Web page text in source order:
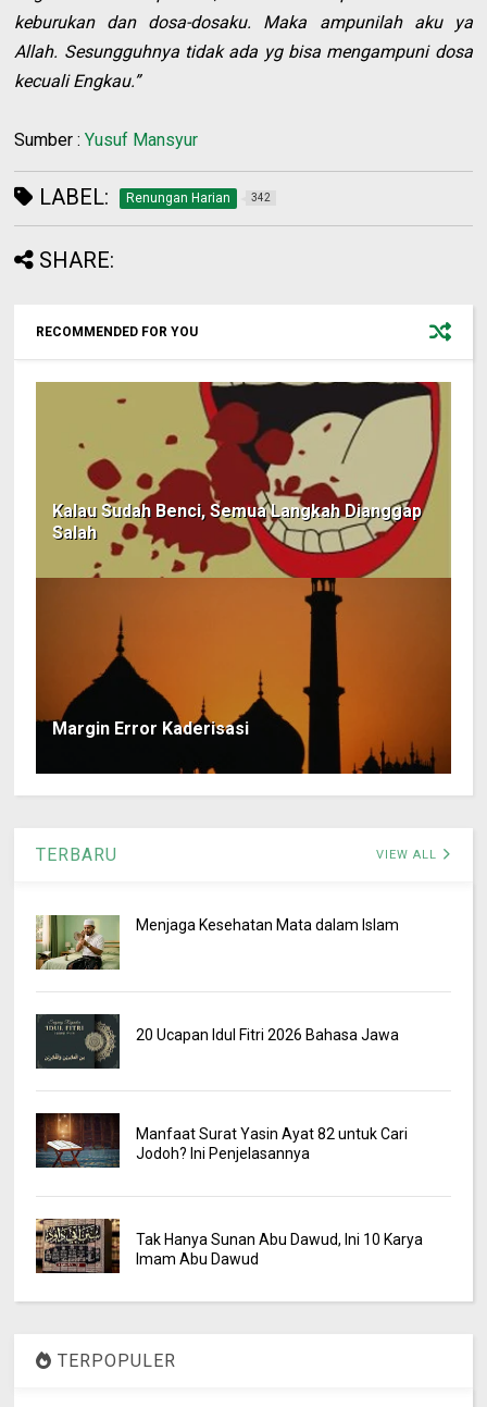
keburukan dan dosa-dosaku. Maka ampunilah aku ya
Allah. Sesungguhnya tidak ada yg bisa mengampuni dosa
kecuali Engkau.”
Sumber :Yusuf Mansyur
LABEL: Renungan Harian 342
SHARE:
RECOMMENDED FOR YOU
Kalau Sudah Benci, Semua Langkah Dianggap
Salah
Margin Error Kaderisasi
TERBARU VIEW ALL
Menjaga Kesehatan Mata dalam Islam
20 Ucapan Idul Fitri 2026 Bahasa Jawa
Manfaat Surat Yasin Ayat 82 untuk Cari
Jodoh? Ini Penjelasannya
Tak Hanya Sunan Abu Dawud, Ini 10 Karya
Imam Abu Dawud
TERPOPULER